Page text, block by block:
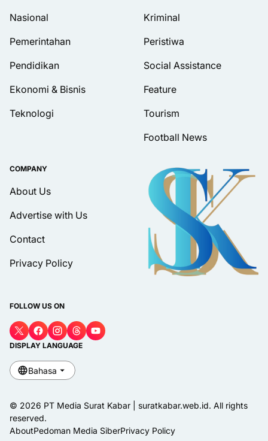
Nasional
Pemerintahan
Pendidikan
Ekonomi & Bisnis
Teknologi
Kriminal
Peristiwa
Social Assistance
Feature
Tourism
Football News
COMPANY
About Us
Advertise with Us
Contact
Privacy Policy
FOLLOW US ON
DISPLAY LANGUAGE
Bahasa
© 2026 PT Media Surat Kabar | suratkabar.web.id. All rights
reserved.
AboutPedoman Media SiberPrivacy Policy